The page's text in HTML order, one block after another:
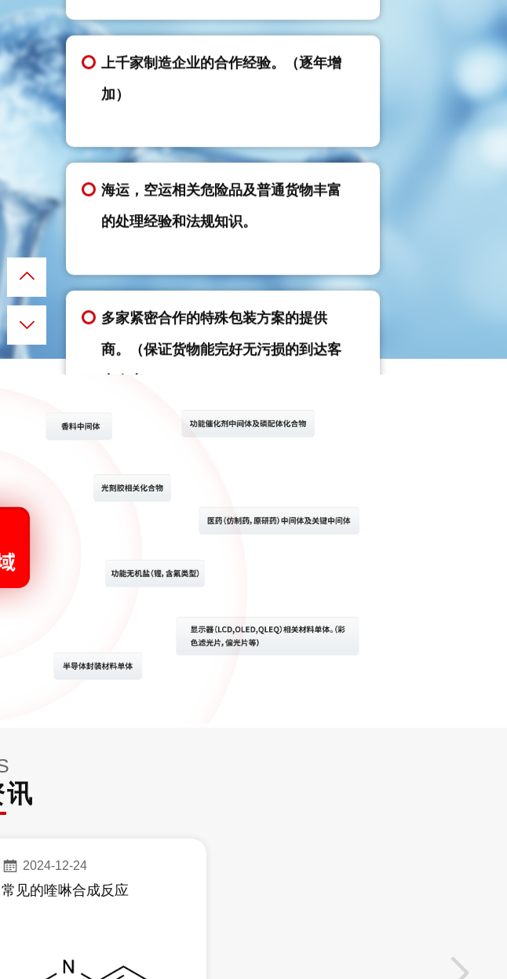
上千家制造企业的合作经验。（逐年增
加）
海运，空运相关危险品及普通货物丰富
的处理经验和法规知识。
多家紧密合作的特殊包装方案的提供
商。（保证货物能完好无污损的到达客
户仓库）
年增加）
上千家制造企业的合作经验。（逐年增
讯
2024-12-24
常见的喹啉合成反应